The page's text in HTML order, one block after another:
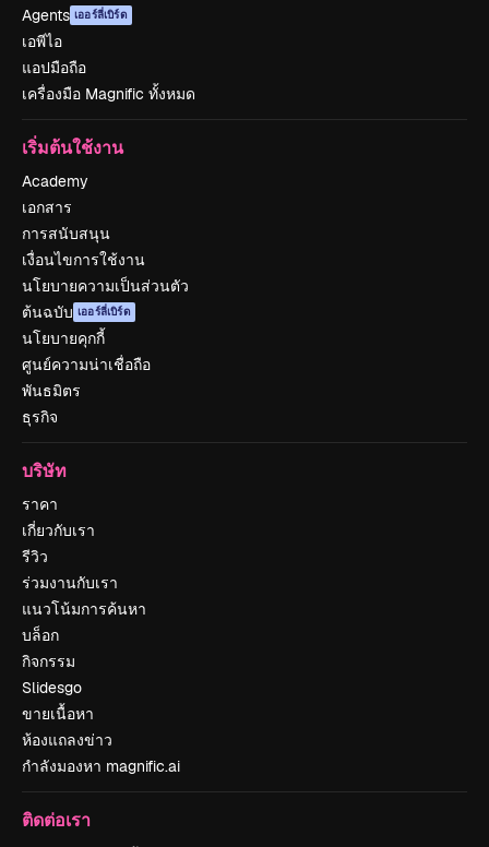
Agents เออร์ลี่เบิร์ด
เอพีไอ
แอปมือถือ
เครื่องมือ Magnific ทั้งหมด
เริ่มต้นใช้งาน
Academy
เอกสาร
การสนับสนุน
เงื่อนไขการใช้งาน
นโยบายความเป็นส่วนตัว
ต้นฉบับ เออร์ลี่เบิร์ด
นโยบายคุกกี้
ศูนย์ความน่าเชื่อถือ
พันธมิตร
ธุรกิจ
บริษัท
ราคา
เกี่ยวกับเรา
รีวิว
ร่วมงานกับเรา
แนวโน้มการค้นหา
บล็อก
กิจกรรม
Slidesgo
ขายเนื้อหา
ห้องแถลงข่าว
กำลังมองหา magnific.ai
ติดต่อเรา